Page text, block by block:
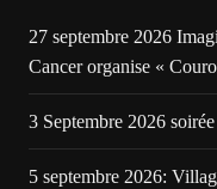
27 septembre 2026
Cancer organise «
3 Septembre 2026
5 septembre 2026: